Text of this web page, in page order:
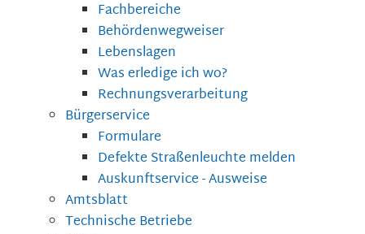
Fachbereiche
Behördenwegweiser
Lebenslagen
Was erledige ich wo?
Rechnungsverarbeitung
Bürgerservice
Formulare
Defekte Straßenleuchte melden
Auskunftservice - Ausweise
Amtsblatt
Technische Betriebe